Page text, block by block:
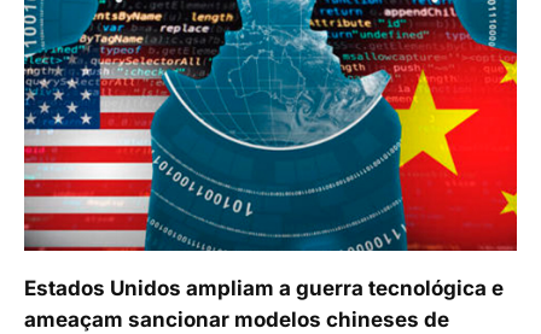
Estados Unidos ampliam a guerra tecnológica e
ameaçam sancionar modelos chineses de